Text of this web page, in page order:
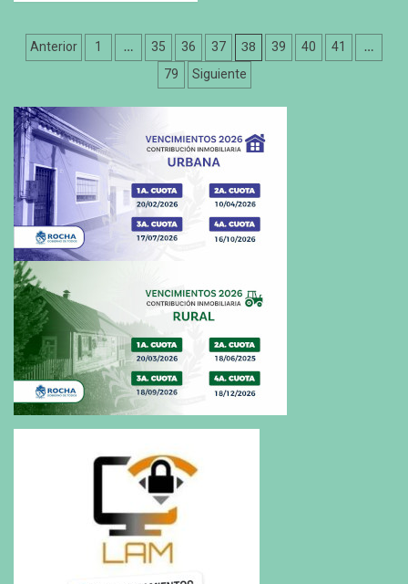
Paginación
entradas
Anterior 1 … 35 36 37 38 39 40 41 …
79 Siguiente